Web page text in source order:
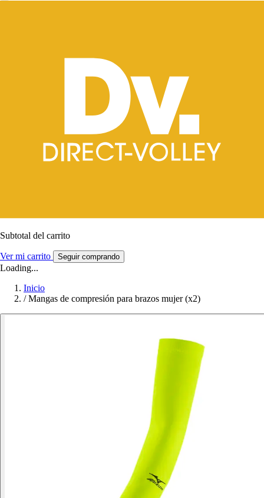
Subtotal del carrito
Ver mi carrito Seguir comprando
Loading...
Inicio
/ Mangas de compresión para brazos mujer (x2)